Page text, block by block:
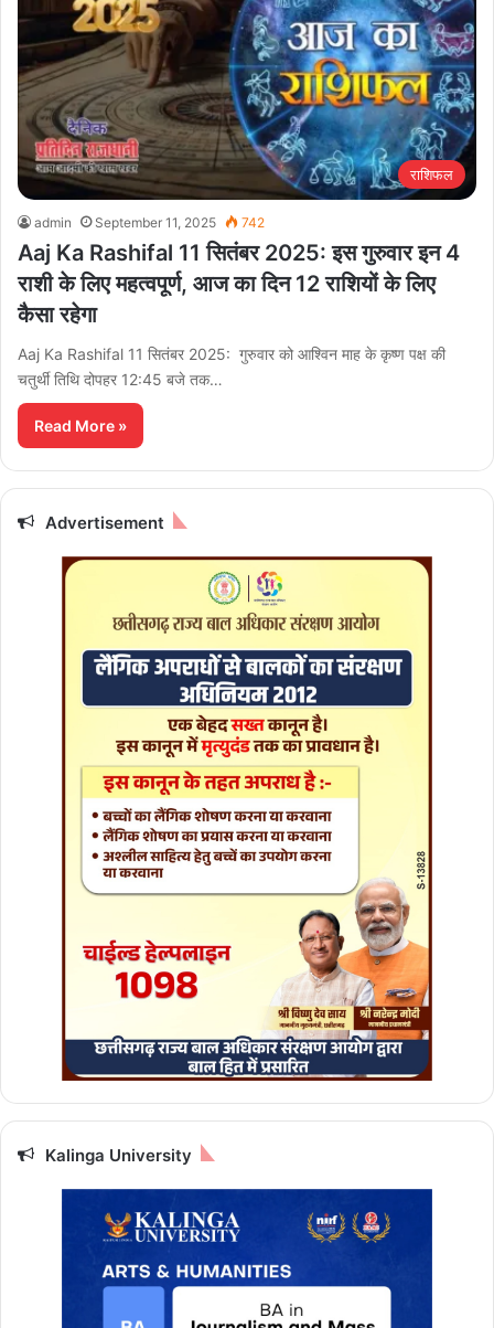
राशिफल
admin September 11, 2025 742
Aaj Ka Rashifal 11 सितंबर 2025: इस गुरुवार इन 4
राशी के लिए महत्वपूर्ण, आज का दिन 12 राशियों के लिए
कैसा रहेगा
Aaj Ka Rashifal 11 सितंबर 2025: गुरुवार को आश्विन माह के कृष्ण पक्ष की
चतुर्थी तिथि दोपहर 12:45 बजे तक…
Read More »
Advertisement
Kalinga University